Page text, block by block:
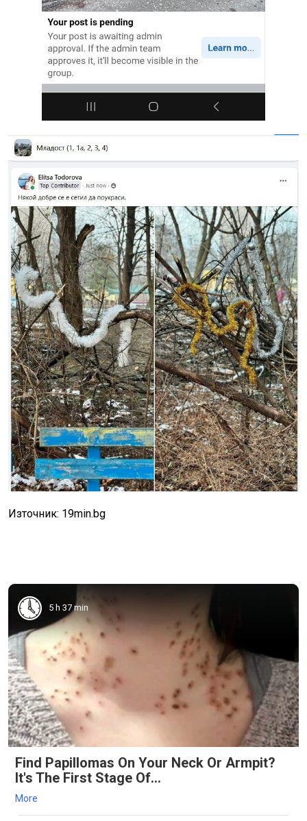
Източник: 19min.bg
5 h 37 min
Find Papillomas On Your Neck Or Armpit?
It's The First Stage Of...
More